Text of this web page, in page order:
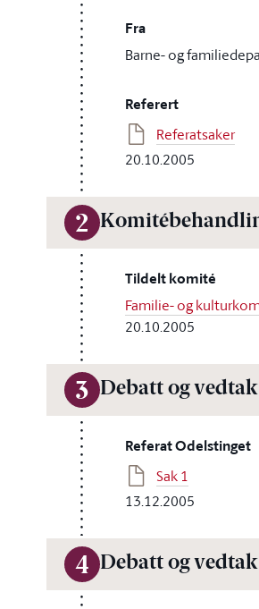
Fra
Barne- og
Referert
Referatsaker
20.10.2005
2
Tildelt komité
Familie- og
20.10.2005
3 Debatt og
Referat Odelstinget
Sak 1
13.12.2005
4 Debatt og